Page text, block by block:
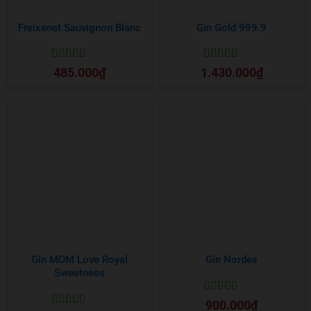
Freixenet Sauvignon Blanc
Được xếp
hạng55 sao
485.000₫
Gin Gold 999.9
Được xếp
hạng55 sao
1.430.000₫
Gin MOM Love Royal
Sweetness
Gin Nordes
Được xếp
900.000₫